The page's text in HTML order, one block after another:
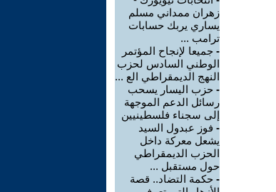
زهران ممداني مسلم
يساري يربك حسابات
ترامب ...
- جميعا لإنجاح المؤتمر
الوطني السادس لحزب
النهج الديمقراطي الع ...
- حزب اليسار يسحب
رسائل الدعم الموجهة
إلى سجناء فلسطينيين
- فوز عبدول السيد
يشعل معركة داخل
الحزب الديمقراطي
حول مستقبل ...
- حكمة التضاد.. قصة